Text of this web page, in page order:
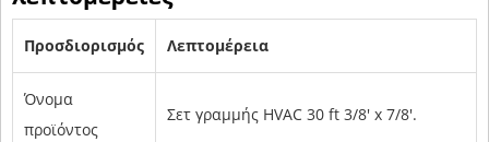
Προσδιορισμός Λεπτομέρεια
Όνομα
προϊόντος
Σετ γραμμής HVAC 30 ft 3/8' x 7/8'.